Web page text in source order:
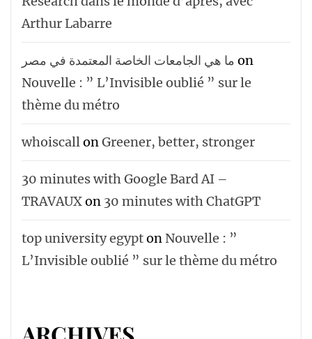
Arthur Labarre
ما هي الجامعات الخاصة المعتمدة في مصر on
Nouvelle : ” L’Invisible oublié ” sur le
thème du métro
whoiscallonGreener, better, stronger
30 minutes with Google Bard AI –
TRAVAUXon 30 minutes with ChatGPT
top university egypton Nouvelle : ”
L’Invisible oublié ” sur le thème du métro